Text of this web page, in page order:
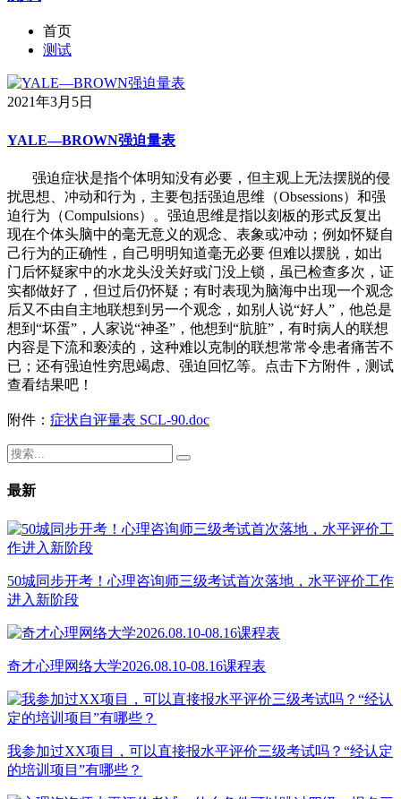
首页
测试
2021年3月5日
YALE—BROWN强迫量表
强迫症状是指个体明知没有必要，但主观上无法摆脱的侵
扰思想、冲动和行为，主要包括强迫思维（Obsessions）和强
迫行为（Compulsions）。强迫思维是指以刻板的形式反复出
现在个体头脑中的毫无意义的观念、表象或冲动；例如怀疑自
己行为的正确性，自己明明知道毫无必要 但难以摆脱，如出
门后怀疑家中的水龙头没关好或门没上锁，虽已检查多次，证
实都做好了，但过后仍怀疑；有时表现为脑海中出现一个观念
后又不由自主地联想到另一个观念，如别人说“好人”，他总是
想到“坏蛋”，人家说“神圣”，他想到“肮脏”，有时病人的联想
内容是下流和亵渎的，这种难以克制的联想常常令患者痛苦不
已；还有强迫性穷思竭虑、强迫回忆等。点击下方附件，测试
查看结果吧！
附件： 症状自评量表 SCL-90.doc
最新
50城同步开考！心理咨询师三级考试首次落地，水平评价工作
进入新阶段
奇才心理网络大学2026.08.10-08.16课程表
我参加过XX项目，可以直接报水平评价三级考试吗？“经认定
的培训项目”有哪些？